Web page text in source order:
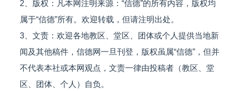
2、版权：凡本网注明来源：“信德”的所有内容，版权均
属于“信德”所有。欢迎转载，但请注明出处。
3、文责：欢迎各地教区、堂区、团体或个人提供当地新
闻及其他稿件，信德网一旦刊登，版权虽属“信德”，但并
不代表本社或本网观点，文责一律由投稿者（教区、堂
区、团体、个人）自负。